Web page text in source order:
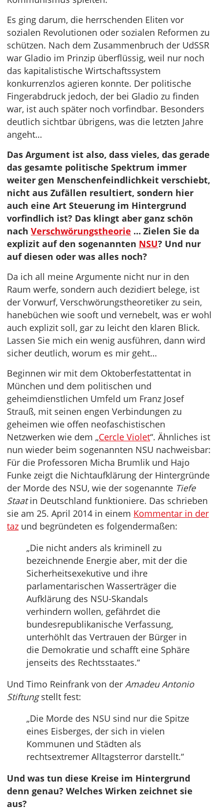
Es ging darum, die herrschenden Eliten vor
sozialen Revolutionen oder sozialen Reformen zu
schützen. Nach dem Zusammenbruch der UdSSR
war Gladio im Prinzip überflüssig, weil nur noch
das kapitalistische Wirtschaftssystem
konkurrenzlos agieren konnte. Der politische
Fingerabdruck jedoch, der bei Gladio zu finden
war, ist auch später noch vorfindbar. Besonders
deutlich sichtbar übrigens, was die letzten Jahre
angeht…
Das Argument ist also, dass vieles, das gerade
das gesamte politische Spektrum immer
weiter gen Menschenfeindlichkeit verschiebt,
nicht aus Zufällen resultiert, sondern hier
auch eine Art Steuerung im Hintergrund
vorfindlich ist? Das klingt aber ganz schön
nach Verschwörungstheorie … Zielen Sie da
explizit auf den sogenannten NSU? Und nur
auf diesen oder was alles noch?
Da ich all meine Argumente nicht nur in den
Raum werfe, sondern auch dezidiert belege, ist
der Vorwurf, Verschwörungstheoretiker zu sein,
hanebüchen wie sooft und vernebelt, was er wohl
auch explizit soll, gar zu leicht den klaren Blick.
Lassen Sie mich ein wenig ausführen, dann wird
sicher deutlich, worum es mir geht…
Beginnen wir mit dem Oktoberfestattentat in
München und dem politischen und
geheimdienstlichen Umfeld um Franz Josef
Strauß, mit seinen engen Verbindungen zu
geheimen wie offen neofaschistischen
Netzwerken wie dem „Cercle Violet“. Ähnliches ist
nun wieder beim sogenannten NSU nachweisbar:
Für die Professoren Micha Brumlik und Hajo
Funke zeigt die Nichtaufklärung der Hintergründe
der Morde des NSU, wie der sogenannte Tiefe
Staatin Deutschland funktioniere. Das schrieben
sie am 25. April 2014 in einem Kommentar in der
taz und begründeten es folgendermaßen:
„Die nicht anders als kriminell zu
bezeichnende Energie aber, mit der die
Sicherheitsexekutive und ihre
parlamentarischen Wasserträger die
Aufklärung des NSU-Skandals
verhindern wollen, gefährdet die
bundesrepublikanische Verfassung,
unterhöhlt das Vertrauen der Bürger in
die Demokratie und schafft eine Sphäre
jenseits des Rechtsstaates.“
Und Timo Reinfrank von der Amadeu Antonio
Stiftungstellt fest:
„Die Morde des NSU sind nur die Spitze
eines Eisberges, der sich in vielen
Kommunen und Städten als
rechtsextremer Alltagsterror darstellt.“
Und was tun diese Kreise im Hintergrund
denn genau? Welches Wirken zeichnet sie
aus?